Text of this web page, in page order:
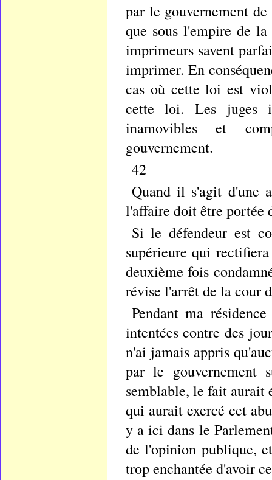
par le gouvernement
que sous l'empire de
imprimeurs savent
imprimer. En
cas où cette loi est
cette loi. Les juges
inamovibles et
gouvernement.
42
Quand il s'agit d'une
l'affaire doit être portée
Si le défendeur est
supérieure qui
deuxième fois
révise l'arrêt de la cour
Pendant ma
intentées contre des
n'ai jamais appris
par le gouvernement
semblable, le fait aurait
qui aurait exercé cet
y a ici dans le
de l'opinion publique,
trop enchantée d'avoir